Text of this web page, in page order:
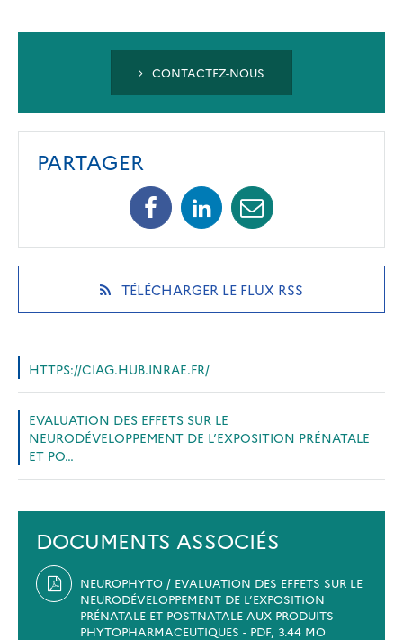
CONTACTEZ-NOUS
PARTAGER
Facebook
(opens
a
new
tab)
Linkedin
(opens
a
new
tab)
Mail
(opens
a
new
tab)
TÉLÉCHARGER LE FLUX RSS(OPENS
HTTPS://CIAG.HUB.INRAE.FR/
EVALUATION DES EFFETS SUR LE
NEURODÉVELOPPEMENT DE L’EXPOSITION PRÉNATALE
ET PO…
DOCUMENTS ASSOCIÉS
NEUROPHYTO / EVALUATION DES EFFETS SUR LE
NEURODÉVELOPPEMENT DE L’EXPOSITION
PRÉNATALE ET POSTNATALE AUX PRODUITS
PHYTOPHARMACEUTIQUES - PDF, 3.44 MO